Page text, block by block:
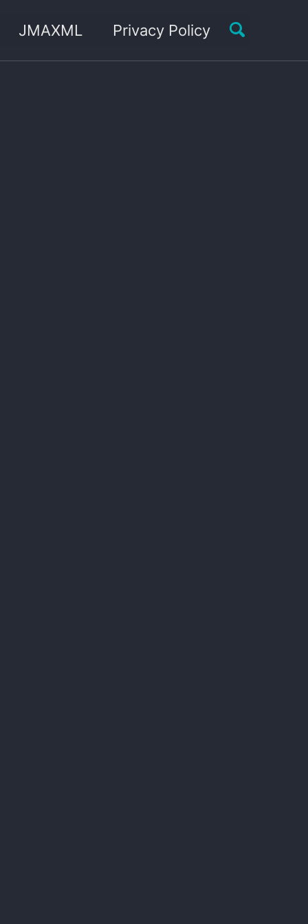
JMAXML Privacy Policy Toggle